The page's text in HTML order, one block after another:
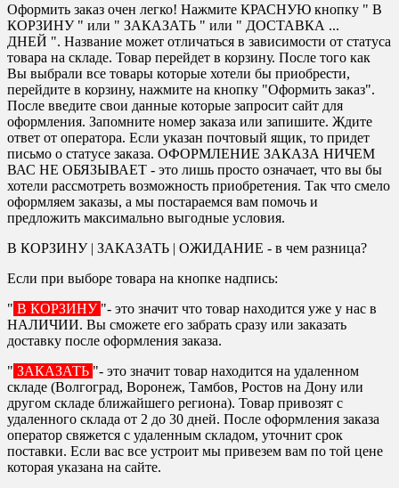
Оформить заказ очен легко! Нажмите КРАСНУЮ кнопку " В
КОРЗИНУ " или " ЗАКАЗАТЬ " или " ДОСТАВКА ...
ДНЕЙ ". Название может отличаться в зависимости от статуса
товара на складе. Товар перейдет в корзину. После того как
Вы выбрали все товары которые хотели бы приобрести,
перейдите в корзину, нажмите на кнопку "Оформить заказ".
После введите свои данные которые запросит сайт для
оформления. Запомните номер заказа или запишите. Ждите
ответ от оператора. Если указан почтовый ящик, то придет
письмо о статусе заказа. ОФОРМЛЕНИЕ ЗАКАЗА НИЧЕМ
ВАС НЕ ОБЯЗЫВАЕТ - это лишь просто означает, что вы бы
хотели рассмотреть возможность приобретения. Так что смело
оформляем заказы, а мы постараемся вам помочь и
предложить максимально выгодные условия.
В КОРЗИНУ | ЗАКАЗАТЬ | ОЖИДАНИЕ - в чем разница?
Если при выборе товара на кнопке надпись:
" В КОРЗИНУ "- это значит что товар находится уже у нас в
НАЛИЧИИ. Вы сможете его забрать сразу или заказать
доставку после оформления заказа.
" ЗАКАЗАТЬ "- это значит товар находится на удаленном
складе (Волгоград, Воронеж, Тамбов, Ростов на Дону или
другом складе ближайшего региона). Товар привозят с
удаленного склада от 2 до 30 дней. После оформления заказа
оператор свяжется с удаленным складом, уточнит срок
поставки. Если вас все устроит мы привезем вам по той цене
которая указана на сайте.